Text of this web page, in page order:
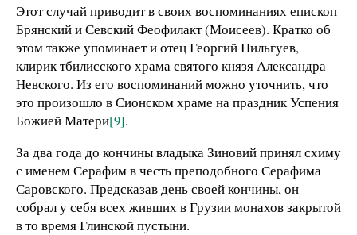
Этот случай приводит в своих воспоминаниях епископ
Брянский и Севский Феофилакт (Моисеев). Кратко об
этом также упоминает и отец Георгий Пильгуев,
клирик тбилисского храма святого князя Александра
Невского. Из его воспоминаний можно уточнить, что
это произошло в Сионском храме на праздник Успения
Божией Матери[9].
За два года до кончины владыка Зиновий принял схиму
с именем Серафим в честь преподобного Серафима
Саровского. Предсказав день своей кончины, он
собрал у себя всех живших в Грузии монахов закрытой
в то время Глинской пустыни.